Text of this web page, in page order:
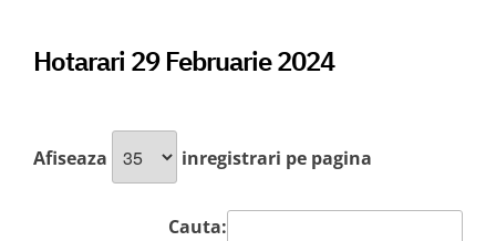
Hotarari 29 Februarie 2024
Afiseaza inregistrari pe pagina
Cauta: